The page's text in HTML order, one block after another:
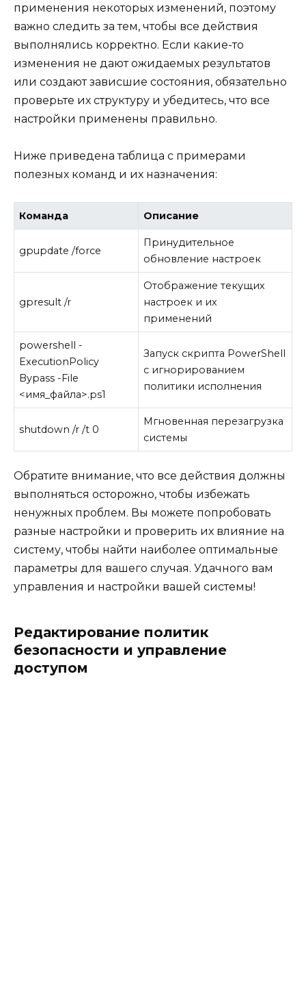
применения некоторых изменений, поэтому
важно следить за тем, чтобы все действия
выполнялись корректно. Если какие-то
изменения не дают ожидаемых результатов
или создают зависшие состояния, обязательно
проверьте их структуру и убедитесь, что все
настройки применены правильно.
Ниже приведена таблица с примерами
полезных команд и их назначения:
Команда Описание
gpupdate /force
Принудительное
обновление настроек
gpresult /r
Отображение текущих
настроек и их
применений
powershell -
ExecutionPolicy
Bypass -File
<имя_файла>.ps1
Запуск скрипта PowerShell
с игнорированием
политики исполнения
shutdown /r /t 0
Мгновенная перезагрузка
системы
Обратите внимание, что все действия должны
выполняться осторожно, чтобы избежать
ненужных проблем. Вы можете попробовать
разные настройки и проверить их влияние на
систему, чтобы найти наиболее оптимальные
параметры для вашего случая. Удачного вам
управления и настройки вашей системы!
Редактирование политик
безопасности и управление
доступом